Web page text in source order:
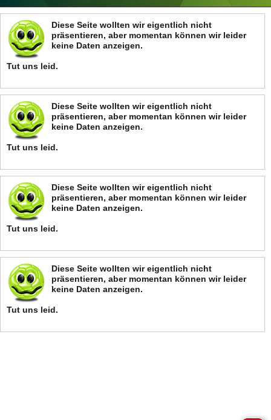
ANZEIGE
Diese Seite wollten wir eigentlich nicht
präsentieren, aber momentan können wir leider
keine Daten anzeigen.
Tut uns leid.
Diese Seite wollten wir eigentlich nicht
präsentieren, aber momentan können wir leider
keine Daten anzeigen.
Tut uns leid.
Diese Seite wollten wir eigentlich nicht
präsentieren, aber momentan können wir leider
keine Daten anzeigen.
Tut uns leid.
Diese Seite wollten wir eigentlich nicht
präsentieren, aber momentan können wir leider
keine Daten anzeigen.
Tut uns leid.